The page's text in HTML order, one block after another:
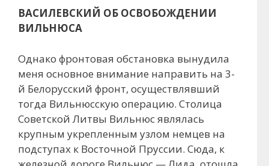
ВАСИЛЕВСКИЙ ОБ ОСВОБОЖДЕНИИ
ВИЛЬНЮСА
Однако фронтовая обстановка вынудила
меня основное внимание направить на 3-
й Белорусский фронт, осуществлявший
тогда Вильнюсскую операцию. Столица
Советской Литвы Вильнюс являлась
крупным укрепленным узлом немцев на
подступах к Восточной Пруссии. Сюда, к